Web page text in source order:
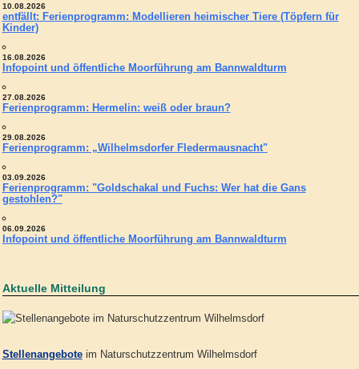
10.08.2026
entfällt: Ferienprogramm: Modellieren heimischer Tiere (Töpfern für
Kinder)
16.08.2026
Infopoint und öffentliche Moorführung am Bannwaldturm
27.08.2026
Ferienprogramm: Hermelin: weiß oder braun?
29.08.2026
Ferienprogramm: „Wilhelmsdorfer Fledermausnacht"
03.09.2026
Ferienprogramm: "Goldschakal und Fuchs: Wer hat die Gans
gestohlen?"
06.09.2026
Infopoint und öffentliche Moorführung am Bannwaldturm
Aktuelle Mitteilung
Stellenangeboteim Naturschutzzentrum Wilhelmsdorf